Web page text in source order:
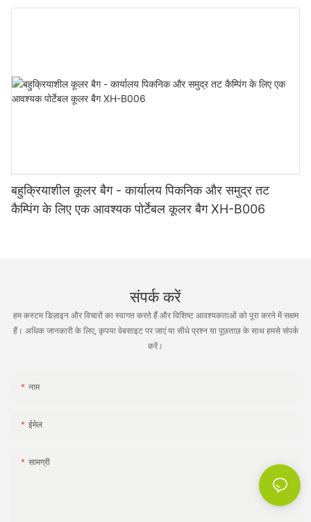
बहुक्रियाशील कूलर बैग - कार्यालय पिकनिक और समुद्र तट
कैम्पिंग के लिए एक आवश्यक पोर्टेबल कूलर बैग XH-B006
संपर्क करें
हम कस्टम डिज़ाइन और विचारों का स्वागत करते हैं और विशिष्ट आवश्यकताओं को पूरा करने में सक्षम
हैं। अधिक जानकारी के लिए, कृपया वेबसाइट पर जाएं या सीधे प्रश्न या पूछताछ के साथ हमसे संपर्क
करें।
नाम
ईमेल
सामग्री